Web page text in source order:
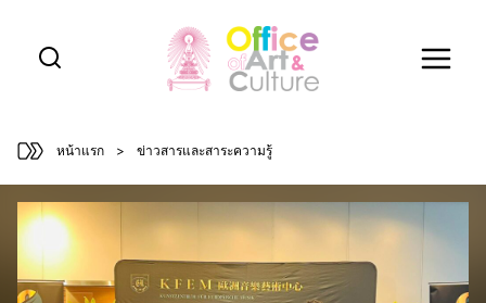
content
หน้าแรก > ข่าวสารและสาระความรู้